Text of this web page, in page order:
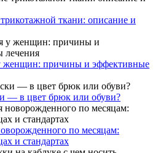
ткани: описание и
женщин: причины и эффективные
— в цвет брюк или обуви?
по месяцам:
и стандартах